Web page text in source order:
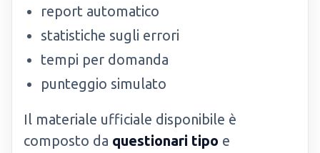
report automatico
statistiche sugli errori
tempi per domanda
punteggio simulato
Il materiale ufficiale disponibile è
composto da questionari tipo e